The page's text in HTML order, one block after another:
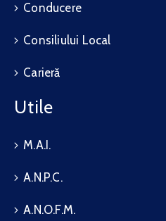
Conducere
Consiliului Local
Carieră
Utile
M.A.I.
A.N.P.C.
A.N.O.F.M.